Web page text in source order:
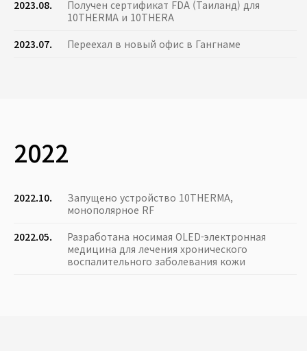
2023.08.
Получен сертификат FDA (Таиланд) для
10THERMA и 10THERA
2023.07.
Переехал в новый офис в Гангнаме
2022
2022.10.
Запущено устройство 10THERMA,
монополярное RF
2022.05.
Разработана носимая OLED-электронная
медицина для лечения хронического
воспалительного заболевания кожи